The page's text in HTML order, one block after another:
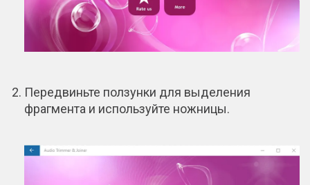
Передвиньте ползунки для выделения
фрагмента и используйте ножницы.